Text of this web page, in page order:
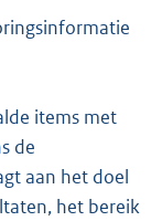
items met
de
aan het doel
het bereik